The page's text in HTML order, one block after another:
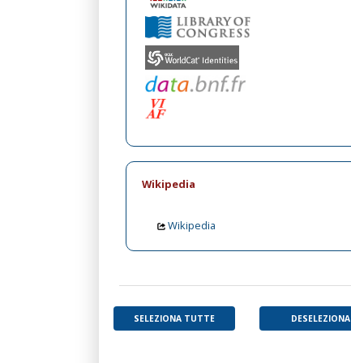
Wikipedia
Wikipedia
SELEZIONA TUTTE DESELEZIONA